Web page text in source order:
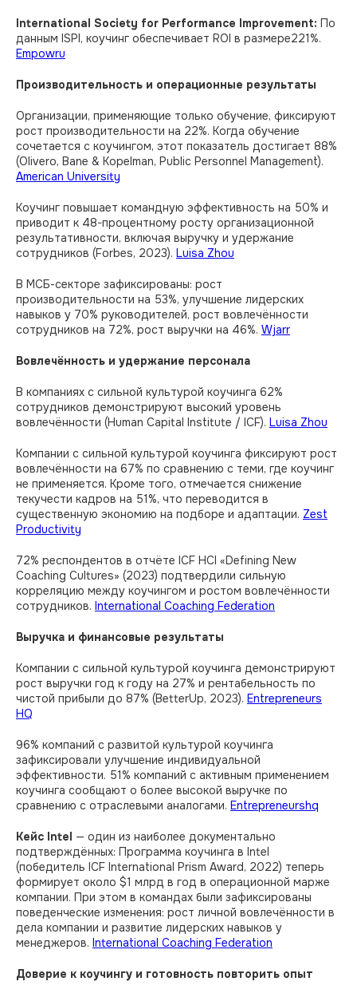
International Society for Performance Improvement: По
данным ISPI, коучинг обеспечивает ROI в размере221%.
Empowru
Производительность и операционные результаты
Организации, применяющие только обучение, фиксируют
рост производительности на 22%. Когда обучение
сочетается с коучингом, этот показатель достигает 88%
(Olivero, Bane & Kopelman, Public Personnel Management).
American University
Коучинг повышает командную эффективность на 50% и
приводит к 48-процентному росту организационной
результативности, включая выручку и удержание
сотрудников (Forbes, 2023). Luisa Zhou
В МСБ-секторе зафиксированы: рост
производительности на 53%, улучшение лидерских
навыков у 70% руководителей, рост вовлечённости
сотрудников на 72%, рост выручки на 46%. Wjarr
Вовлечённость и удержание персонала
В компаниях с сильной культурой коучинга 62%
сотрудников демонстрируют высокий уровень
вовлечённости (Human Capital Institute / ICF). Luisa Zhou
Компании с сильной культурой коучинга фиксируют рост
вовлечённости на 67% по сравнению с теми, где коучинг
не применяется. Кроме того, отмечается снижение
текучести кадров на 51%, что переводится в
существенную экономию на подборе и адаптации. Zest
Productivity
72% респондентов в отчёте ICF HCI «Defining New
Coaching Cultures» (2023) подтвердили сильную
корреляцию между коучингом и ростом вовлечённости
сотрудников. International Coaching Federation
Выручка и финансовые результаты
Компании с сильной культурой коучинга демонстрируют
рост выручки год к году на 27% и рентабельность по
чистой прибыли до 87% (BetterUp, 2023). Entrepreneurs
HQ
96% компаний с развитой культурой коучинга
зафиксировали улучшение индивидуальной
эффективности. 51% компаний с активным применением
коучинга сообщают о более высокой выручке по
сравнению с отраслевыми аналогами. Entrepreneurshq
Кейс Intel — один из наиболее документально
подтверждённых: Программа коучинга в Intel
(победитель ICF International Prism Award, 2022) теперь
формирует около $1 млрд в год в операционной марже
компании. При этом в командах были зафиксированы
поведенческие изменения: рост личной вовлечённости в
дела компании и развитие лидерских навыков у
менеджеров. International Coaching Federation
Доверие к коучингу и готовность повторить опыт